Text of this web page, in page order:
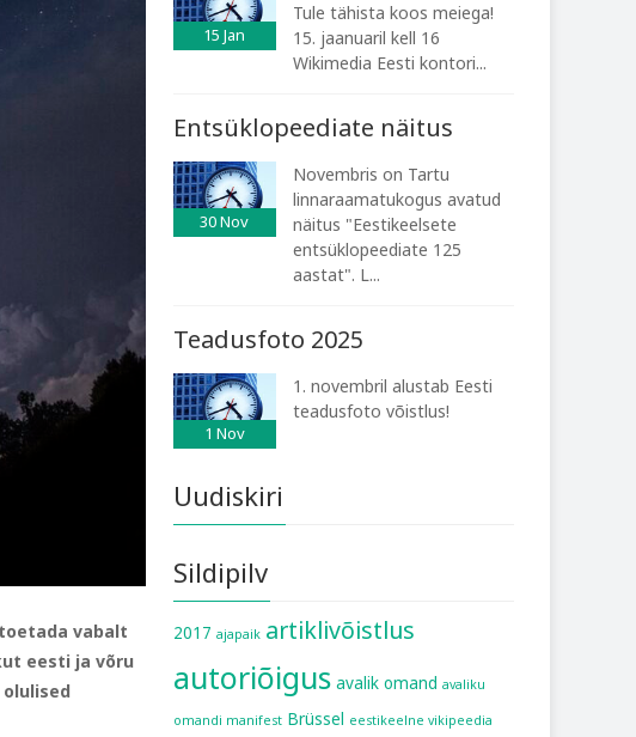
vabalt
eesti ja võru
15 Jan
Tule tähista koos meiega!
15. jaanuaril kell 16
Wikimedia Eesti kontori...
Entsüklopeediate näitus
30Nov
Novembris on Tartu
linnaraamatukogus avatud
näitus "Eestikeelsete
entsüklopeediate 125
aastat". L...
Teadusfoto 2025
1 Nov
1. novembril alustab Eesti
teadusfoto võistlus!
Uudiskiri
Sildipilv
2017 ajapaik artiklivõistlus
autoriõigus avalik omand avaliku
omandi manifest Brüssel eestikeelne vikipeedia